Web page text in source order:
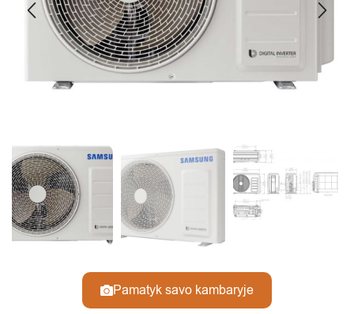
Pamatyk savo kambaryje